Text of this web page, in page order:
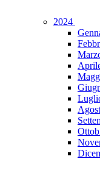
2024